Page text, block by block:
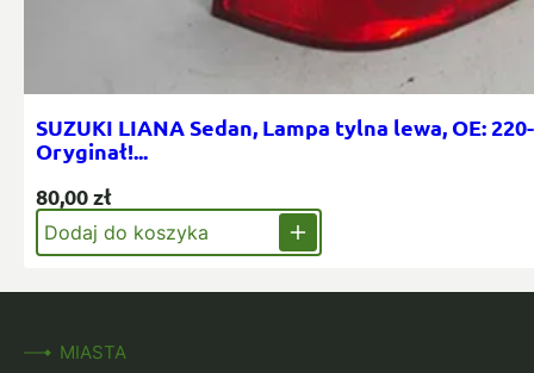
SUZUKI LIANA Sedan, Lampa tylna lewa, OE:
Oryginał!...
80,00zł
Dodaj do koszyka
MIASTA